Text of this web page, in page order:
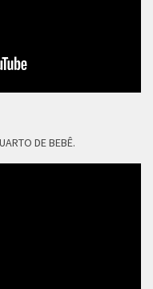
DE BEBÊ.